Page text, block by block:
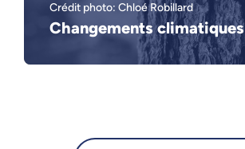
Crédit photo: Chloé Robillard
Changements climatiques